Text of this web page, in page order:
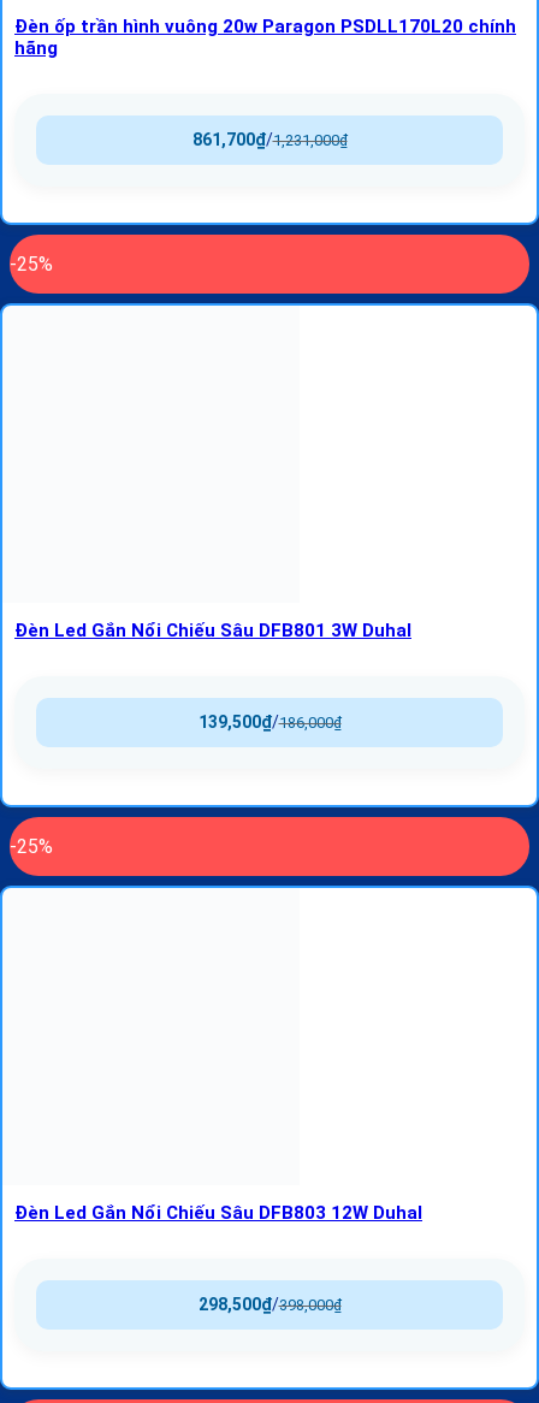
Đèn ốp trần hình vuông 20w Paragon PSDLL170L20 chính
hãng
1,231,000₫
/
861,700₫
-25%
Đèn Led Gắn Nổi Chiếu Sâu DFB801 3W Duhal
186,000₫
/
139,500₫
-25%
Đèn Led Gắn Nổi Chiếu Sâu DFB803 12W Duhal
398,000₫
/
298,500₫